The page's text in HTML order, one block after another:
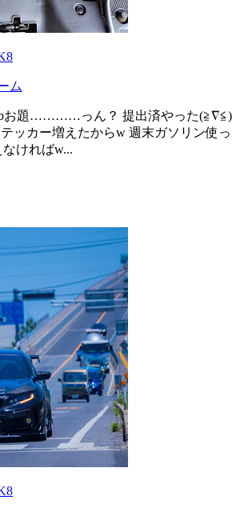
ム
お題…………っん？ 提出済やった(≧∇≦)
ッカー増えたからw 週末ガソリン使っ
ければw...